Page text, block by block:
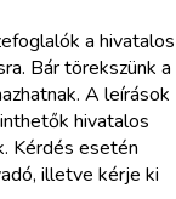
a hivatalos
Bár törekszünk a
A leírások
hivatalos
Kérdés esetén
illetve kérje ki